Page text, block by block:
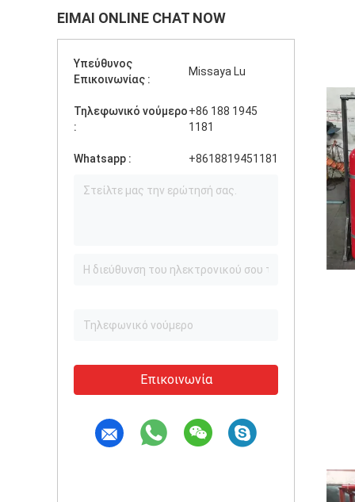
ΕΊΜΑΙ ONLINE CHAT NOW
Υπεύθυνος
Επικοινωνίας :
Missaya Lu
Τηλεφωνικό νούμερο
:
+86 188 1945
1181
Whatsapp : +8618819451181
Επικοινωνία